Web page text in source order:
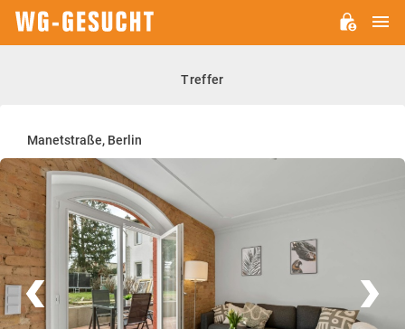
Treffer
Manetstraße, Berlin